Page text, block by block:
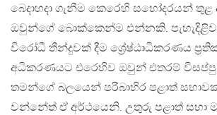
බෙදාහදා ගැනීම කෙරෙහි සහෝදරයන් තුළ
ඔවුන්ගේ බොක්කෙන්ම එන්නකි.
විරෝධී තීන්දුවක් දීම ශ්‍රේෂ්ඨාධිකරණය
අධිකරණයට එරෙහිව ඔවුන් එතරම්
තමන්ගේ බලයෙන් පරිබාහිර පළාත්
වන්නේත් ඒ අර්ථයෙනි. උතුරු පළාත් සභා